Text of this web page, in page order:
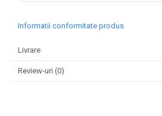
Informatii conformitate produs
Livrare
Review-uri (0)